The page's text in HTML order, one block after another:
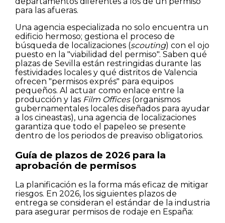
Casas
Pisos
Calles
Naturaleza
Spots
para las afueras.
Una agencia especializada no solo encuentra un
edificio hermoso; gestiona el proceso de
búsqueda de localizaciones (scouting) con el ojo
puesto en la "viabilidad del permiso". Saben qué
plazas de Sevilla están restringidas durante las
festividades locales y qué distritos de Valencia
ofrecen "permisos exprés" para equipos
pequeños. Al actuar como enlace entre la
producción y las Film Offices(organismos
gubernamentales locales diseñados para ayudar
a los cineastas), una agencia de localizaciones
garantiza que todo el papeleo se presente
dentro de los periodos de preaviso obligatorios.
Guía de plazos de 2026 para la
aprobación de permisos
La planificación es la forma más eficaz de mitigar
riesgos. En 2026, los siguientes plazos de
entrega se consideran el estándar de la industria
para asegurar permisos de rodaje en España: